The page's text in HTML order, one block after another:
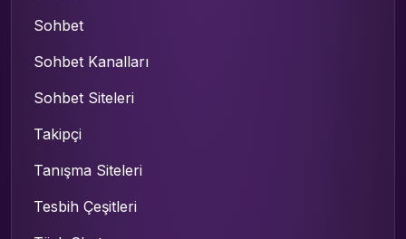
Sohbet
Sohbet Kanalları
Sohbet Siteleri
Takipçi
Tanışma Siteleri
Tesbih Çeşitleri